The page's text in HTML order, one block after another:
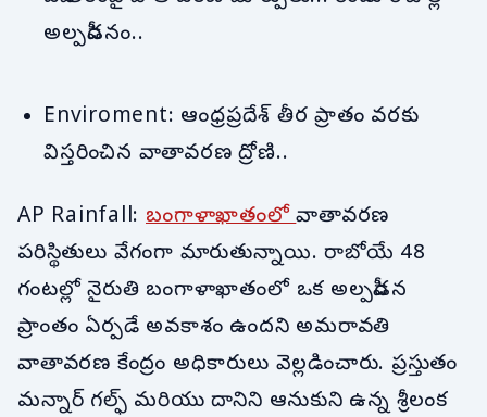
అల్పపీడనం..
Enviroment: ఆంధ్రప్రదేశ్ తీర ప్రాతం వరకు
విస్తరించిన వాతావరణ ద్రోణి..
AP Rainfall: బంగాళాఖాతంలోవాతావరణ
పరిస్థితులు వేగంగా మారుతున్నాయి. రాబోయే 48
గంటల్లో నైరుతి బంగాళాఖాతంలో ఒక అల్పపీడన
ప్రాంతం ఏర్పడే అవకాశం ఉందని అమరావతి
వాతావరణ కేంద్రం అధికారులు వెల్లడించారు. ప్రస్తుతం
మన్నార్ గల్ఫ్ మరియు దానిని ఆనుకుని ఉన్న శ్రీలంక